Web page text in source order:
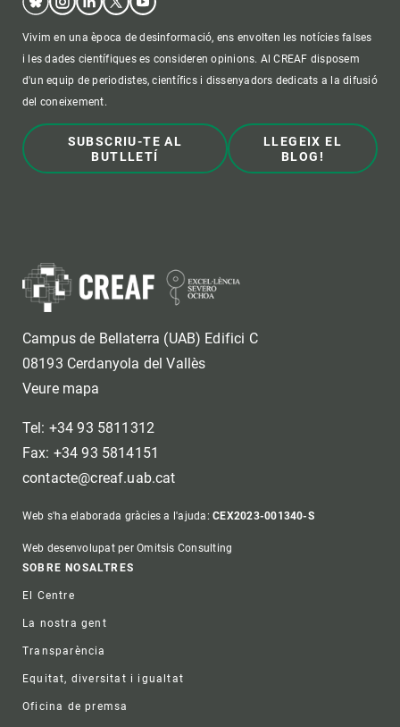
Vivim en una època de desinformació, ens envolten les notícies falses
i les dades científiques es consideren opinions. Al CREAF disposem
d'un equip de periodistes, científics i dissenyadors dedicats a la difusió
del coneixement.
SUBSCRIU-TE AL
BUTLLETÍ
LLEGEIX EL
BLOG!
Campus de Bellaterra (UAB) Edifici C
08193 Cerdanyola del Vallès
Veure mapa
Tel: +34 93 5811312
Fax: +34 93 5814151
contacte@creaf.uab.cat
Web s'ha elaborada gràcies a l'ajuda:CEX2023-001340-S
Web desenvolupat per Omitsis Consulting
Footer
SOBRE NOSALTRES
El Centre
La nostra gent
Transparència
Equitat, diversitat i igualtat
Oficina de premsa